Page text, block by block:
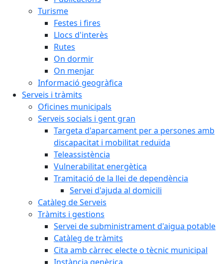
Turisme
Festes i fires
Llocs d'interès
Rutes
On dormir
On menjar
Informació geogràfica
Serveis i tràmits
Oficines municipals
Serveis socials i gent gran
Targeta d'aparcament per a persones amb
discapacitat i mobilitat reduïda
Teleassistència
Vulnerabilitat energètica
Tramitació de la llei de dependència
Servei d'ajuda al domicili
Catàleg de Serveis
Tràmits i gestions
Servei de subministrament d'aigua potable
Catàleg de tràmits
Cita amb càrrec electe o tècnic municipal